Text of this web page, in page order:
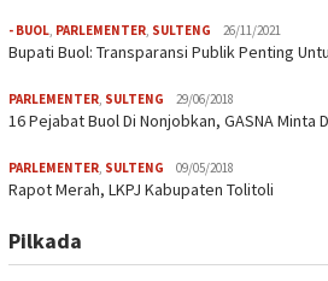
- BUOL, PARLEMENTER, SULTENG 26/11/2021
Bupati Buol: Transparansi Publik Penting
PARLEMENTER, SULTENG 29/06/2018
16 Pejabat Buol Di Nonjobkan, GASNA Minta
PARLEMENTER, SULTENG 09/05/2018
Rapot Merah, LKPJ Kabupaten Tolitoli
Pilkada